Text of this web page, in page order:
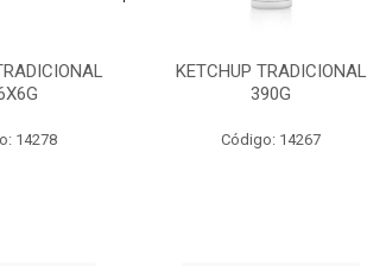
14278
KETCHUP TRADICIONAL
390G
Código: 14267